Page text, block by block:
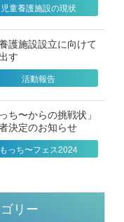
児童養護施設の現状
護施設設立に向けて
す
活動報告
ち〜からの挑戦状」
決定のお知らせ
もっち〜フェス2024
リー